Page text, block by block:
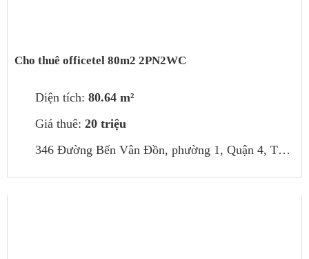
Cho thuê officetel 80m2 2PN2WC
Diện tích: 80.64 m²
Giá thuê: 20 triệu
346 Đường Bến Vân Đồn, phường 1, Quận 4, Thành phố Hồ Chí Minh, Việt Nam